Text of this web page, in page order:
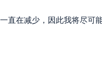
在减少，因此我将尽可能